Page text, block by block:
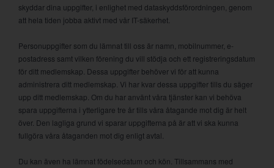
skyddar dina uppgifter, i enlighet med dataskyddsförordningen, genom
att hela tiden jobba aktivt med vår IT-säkerhet.
Personuppgifter som du lämnat till oss är namn, mobilnummer, e-
postadress samt vilken förening du vill stödja och ett registreringsdatum
för ditt medlemskap. Dessa uppgifter behöver vi för att kunna
administrera ditt medlemskap. Vi har kvar dessa uppgifter tills du säger
upp ditt medlemskap. Om du har använt våra tjänster kan vi behöva
spara uppgifterna i ytterligare tre år tills våra åtagande mot dig är helt
över. Den lagliga grund vi sparar uppgifterna på är att vi ska kunna
fullgöra våra åtaganden mot dig enligt avtal.
Du kan även ha lämnat födelsedatum och kön. Tillsammans med